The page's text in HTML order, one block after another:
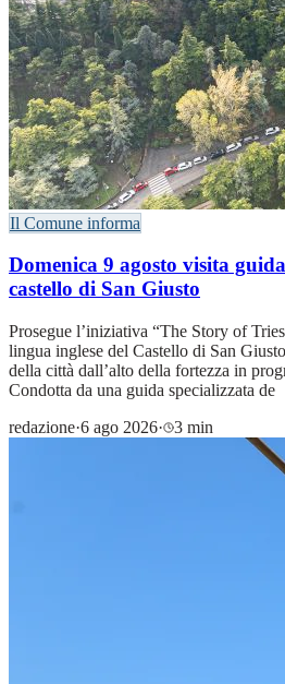
Il Comune informa
Domenica 9 agosto visita
castello di San Giusto
Prosegue l’iniziativa “The Story of
lingua inglese del Castello di San
della città dall’alto della fortezza in
Condotta da una guida specializzata de
redazione·6 ago 2026· 3 min